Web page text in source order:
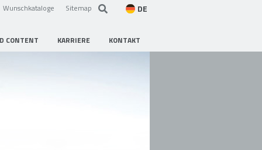
Wunschkataloge Sitemap DE
CONTENT KARRIERE KONTAKT